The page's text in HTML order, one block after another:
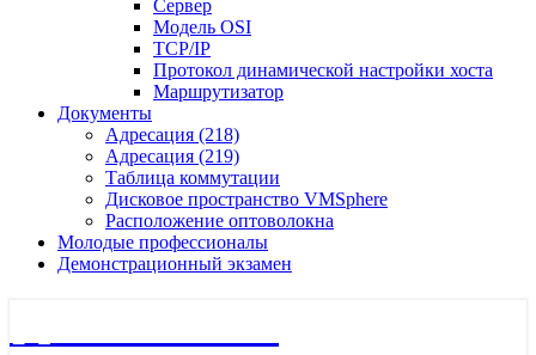
Сервер
Модель OSI
TCP/IP
Протокол динамической настройки хоста
Маршрутизатор
Документы
Адресация (218)
Адресация (219)
Таблица коммутации
Дисковое пространство VMSphere
Расположение оптоволокна
Молодые профессионалы
Демонстрационный экзамен